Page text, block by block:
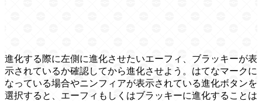
進化する際に左側に進化させたいエーフィ、ブラッキーが表
示されているか確認してから進化させよう。はてなマークに
なっている場合やニンフィアが表示されている進化ボタンを
選択すると、エーフィもしくはブラッキーに進化することは